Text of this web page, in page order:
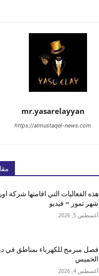
mr.yasarelayyan
https://almustaqel-news.com
هذه الفعاليات التي اقامتها شركة
شهر تموز – فيديو
أغسطس 5, 2026
فصل مبرمج للكهرباء بمناطق في
الخميس
أغسطس 4, 2026